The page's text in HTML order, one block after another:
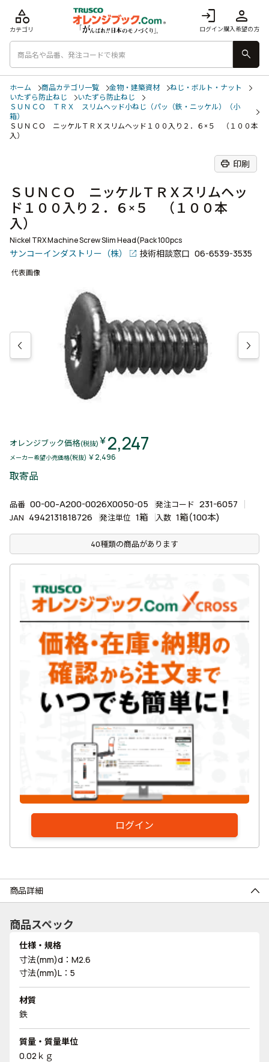
login
ログイン
person
購入希望の方
category
カテゴリ
search
ホーム 商品カテゴリ一覧 金物・建築資材
ねじ・ボルト・ナット
いたずら防止ねじ
いたずら防止ねじ
ＳＵＮＣＯ ＴＲＸ スリムヘッド小ねじ（パッ（鉄・ニッケル）（小
箱）
ＳＵＮＣＯ ニッケルＴＲＸスリムヘッド１００入り２．６×５ （１００本
入）
print 印刷
ＳＵＮＣＯ ニッケルＴＲＸスリムヘッ
ド１００入り２．６×５ （１００本
入）
Nickel TRX Machine Screw Slim Head(Pack 100pcs
サンコーインダストリー（株） 技術相談窓口 06-6539-3535
代表画像
オレンジブック価格(税抜) ￥2,247
メーカー希望小売価格(税抜) ￥2,496
取寄品
品番 00-00-A200-0026X0050-05 発注コード 231-6057
JAN 4942131818726 発注単位 1箱 入数 1箱(100本)
40種類の商品があります
ログイン
商品詳細
商品スペック
仕様・規格
寸法(mm)d：M2.6
寸法(mm)L：5
材質
鉄
質量・質量単位
0.02ｋｇ